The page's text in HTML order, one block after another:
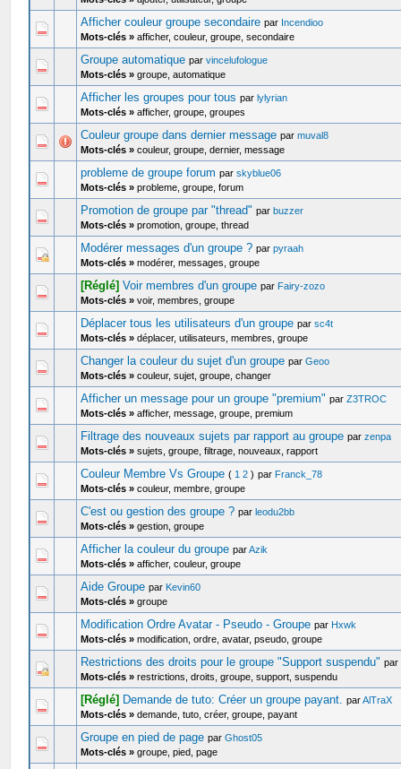
Afficher couleur groupe secondaire par Incendioo
Mots-clés »afficher, couleur, groupe, secondaire
Groupe automatique parvincelufologue
Mots-clés »groupe, automatique
Afficher les groupes pour tous parlylyrian
Mots-clés »afficher, groupe, groupes
Couleur groupe dans dernier message parmuval8
Mots-clés »couleur, groupe, dernier, message
probleme de groupe forum parskyblue06
Mots-clés »probleme, groupe, forum
Promotion de groupe par "thread" parbuzzer
Mots-clés »promotion, groupe, thread
Modérer messages d'un groupe ? parpyraah
Mots-clés »modérer, messages, groupe
[Réglé] Voir membres d'un groupe par Fairy-zozo
Mots-clés »voir, membres, groupe
Déplacer tous les utilisateurs d'un groupe parsc4t
Mots-clés »déplacer, utilisateurs, membres, groupe
Changer la couleur du sujet d'un groupe parGeoo
Mots-clés »couleur, sujet, groupe, changer
Afficher un message pour un groupe "premium" parZ3TROC
Mots-clés »afficher, message, groupe, premium
Filtrage des nouveaux sujets par rapport au groupe parzenpa
Mots-clés »sujets, groupe, filtrage, nouveaux, rapport
Couleur Membre Vs Groupe ( 1 2 ) par Franck_78
Mots-clés »couleur, membre, groupe
C'est ou gestion des groupe ? parleodu2bb
Mots-clés »gestion, groupe
Afficher la couleur du groupe parAzik
Mots-clés »afficher, couleur, groupe
Aide Groupe par Kevin60
Mots-clés »groupe
Modification Ordre Avatar - Pseudo - Groupe par Hxwk
Mots-clés »modification, ordre, avatar, pseudo, groupe
Restrictions des droits pour le groupe "Support suspendu" par
Mots-clés »restrictions, droits, groupe, support, suspendu
[Réglé] Demande de tuto: Créer un groupe payant. parAlTraX
Mots-clés »demande, tuto, créer, groupe, payant
Groupe en pied de page parGhost05
Mots-clés »groupe, pied, page